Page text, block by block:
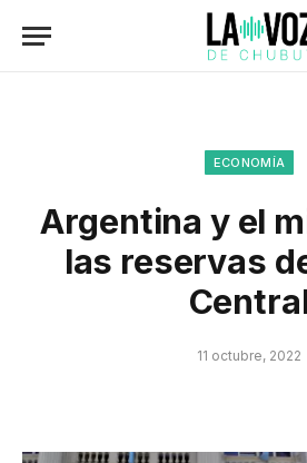
ECONOMÍA
Argentina y el
las reservas
11 octubre, 2022